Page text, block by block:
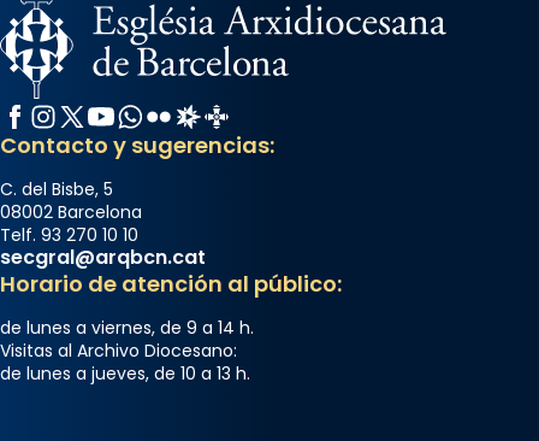
Facebook
Instagram
X / Twitter
YouTube
WhatsApp
FlickrRadio Estel
Catalunya Cristiana
Contacto y sugerencias:
C. del Bisbe, 5
08002 Barcelona
Telf. 93 270 10 10
secgral@arqbcn.cat
Horario de atención al público:
de lunes a viernes, de 9 a 14 h.
Visitas al Archivo Diocesano:
de lunes a jueves, de 10 a 13 h.